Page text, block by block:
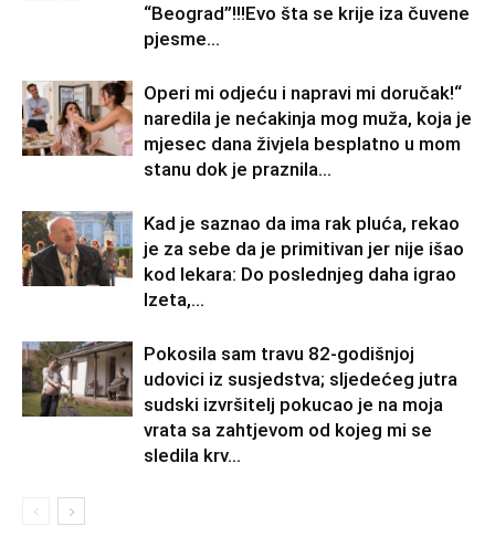
“Beograd”!!!Evo šta se krije iza čuvene
pjesme...
Operi mi odjeću i napravi mi doručak!“
naredila je nećakinja mog muža, koja je
mjesec dana živjela besplatno u mom
stanu dok je praznila...
Kad je saznao da ima rak pluća, rekao
je za sebe da je primitivan jer nije išao
kod lekara: Do poslednjeg daha igrao
Izeta,...
Pokosila sam travu 82-godišnjoj
udovici iz susjedstva; sljedećeg jutra
sudski izvršitelj pokucao je na moja
vrata sa zahtjevom od kojeg mi se
sledila krv...